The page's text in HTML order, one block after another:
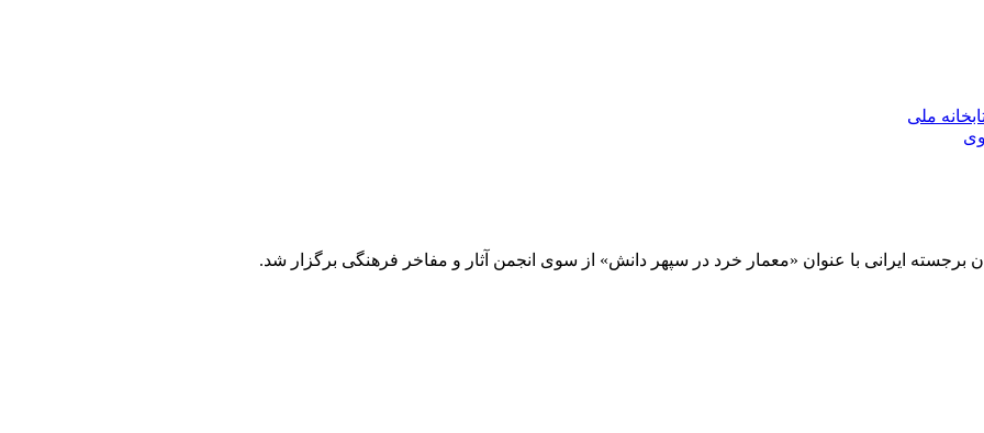
ملی
ایرانی با عنوان «معمار خرد در سپهر دانش» از سوی انجمن آثار و مفاخر فرهنگی برگزار شد.